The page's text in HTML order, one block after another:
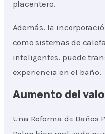
placentero.
Además, la
como sistemas de
inteligentes, puede
experiencia en el baño.
Aumento del
Una Reforma de Baños